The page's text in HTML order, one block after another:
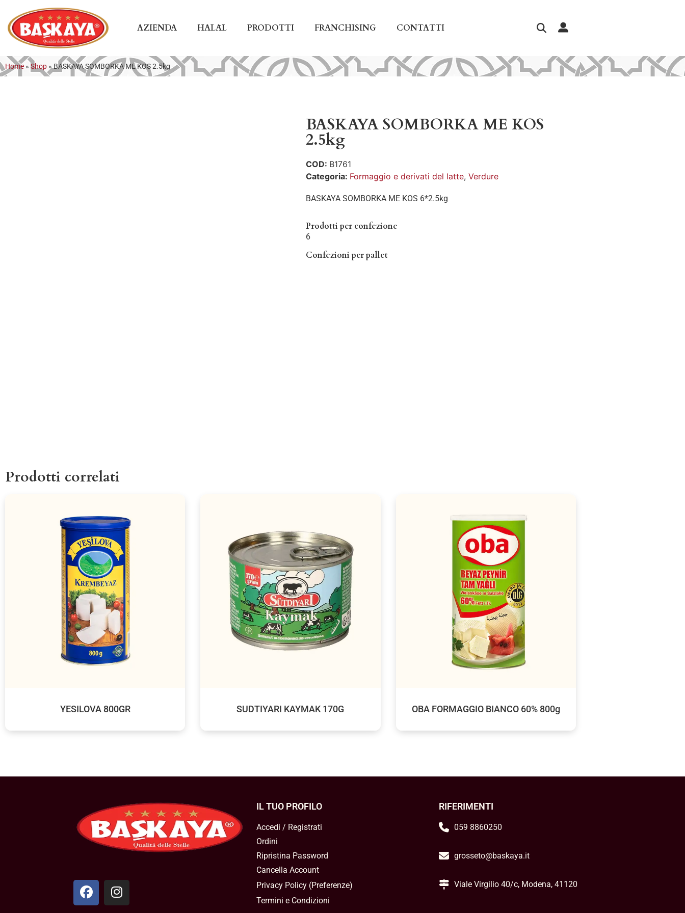
AZIENDA HALĀL PRODOTTI FRANCHISING CONTATTI
Home » Shop »BASKAYA SOMBORKA ME KOS 2.5kg
BASKAYA SOMBORKA ME KOS
2.5kg
COD: B1761
Categoria: Formaggio e derivati del latte, Verdure
BASKAYA SOMBORKA ME KOS 6*2.5kg
Prodotti per confezione
6
Confezioni per pallet
Prodotti correlati
YESILOVA 800GR SUDTIYARI KAYMAK 170G OBA FORMAGGIO BIANCO 60% 800g
IL TUO PROFILO
Accedi / Registrati
Ordini
Ripristina Password
Cancella Account
Privacy Policy(Preferenze)
Termini e Condizioni
RIFERIMENTI
059 8860250
grosseto@baskaya.it
Viale Virgilio 40/c, Modena, 41120